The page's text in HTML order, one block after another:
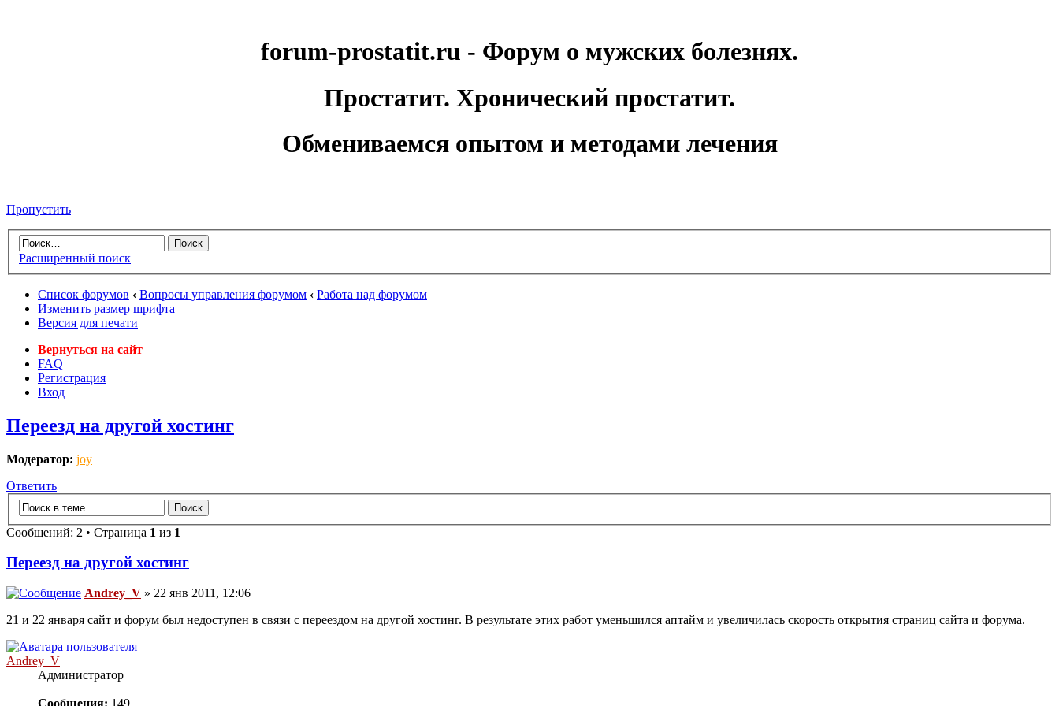
forum-prostatit.ru - Форум о мужских болезнях.
Простатит. Хронический простатит.
Обмениваемся опытом и методами лечения
Пропустить
Расширенный поиск
Список форумов ‹ Вопросы управления форумом ‹ Работа над форумом
Изменить размер шрифта
Версия для печати
Вернуться на сайт
FAQ
Регистрация
Вход
Переезд на другой хостинг
Модератор: joy
Ответить
Сообщений: 2 • Страница 1 из 1
Переезд на другой хостинг
Andrey_V » 22 янв 2011, 12:06
21 и 22 января сайт и форум был недоступен в связи с переездом на другой хостинг. В результате этих работ уменьшился аптайм и увеличилась скорость открытия страниц сайта и форума.
Andrey_V
Администратор